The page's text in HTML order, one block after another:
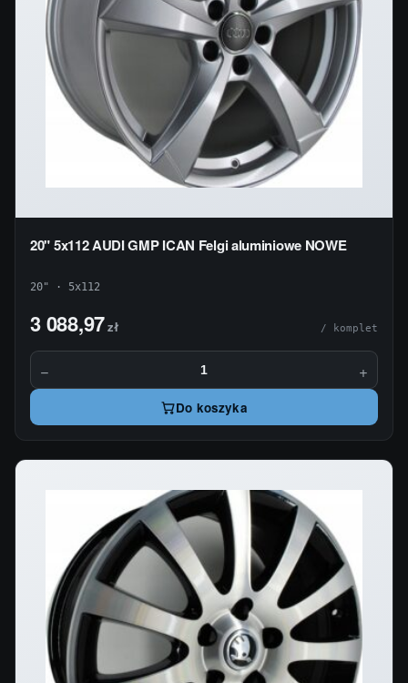
20" 5x112 AUDI GMP ICAN Felgi aluminiowe NOWE
20" · 5x112
3 088,97zł / komplet
− +
Do koszyka